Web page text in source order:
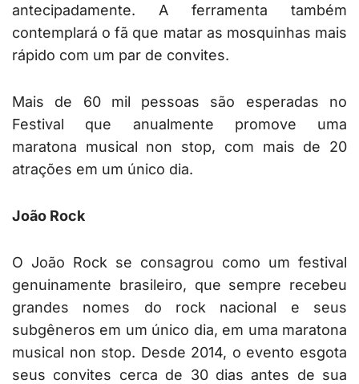
antecipadamente. A ferramenta também
contemplará o fã que matar as mosquinhas mais
rápido com um par de convites.
Mais de 60 mil pessoas são esperadas no
Festival que anualmente promove uma
maratona musical non stop, com mais de 20
atrações em um único dia.
João Rock
O João Rock se consagrou como um festival
genuinamente brasileiro, que sempre recebeu
grandes nomes do rock nacional e seus
subgêneros em um único dia, em uma maratona
musical non stop. Desde 2014, o evento esgota
seus convites cerca de 30 dias antes de sua